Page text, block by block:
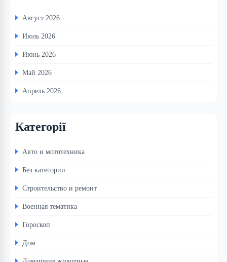
Август 2026
Июль 2026
Июнь 2026
Май 2026
Апрель 2026
Категорії
Авто и мототехника
Без категории
Строительство и ремонт
Военная тематика
Гороскоп
Дом